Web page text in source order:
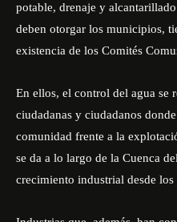
potable, drenaje y
deben otorgar los municipios,
existencia de los Comités
En ellos, el control del agua se
ciudadanas y ciudadanos
comunidad frente a la
se da a lo largo de la Cuenca
crecimiento industrial desde